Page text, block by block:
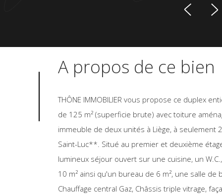
A propos de ce bien
THÔNE IMMOBILIER vous propose ce duplex
de 125 m² (superficie brute) avec toiture
immeuble de deux unités à Liège, à seulement
Saint-Luc**. Situé au premier et deuxième
lumineux séjour ouvert sur une cuisine, un
10 m² ainsi qu'un bureau de 6 m², une salle de
Chauffage central Gaz, Châssis triple vitrage,